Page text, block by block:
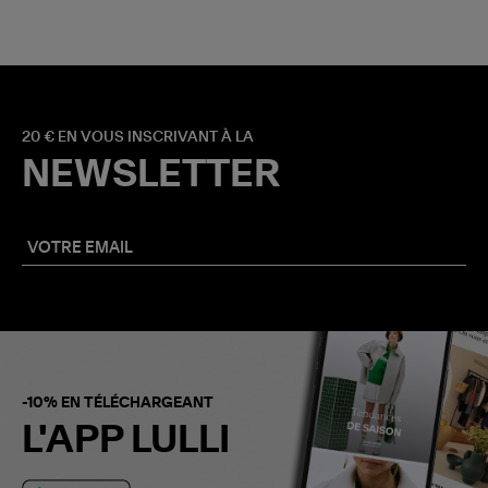
20 € EN VOUS INSCRIVANT À LA
NEWSLETTER
-10% EN TÉLÉCHARGEANT
L'APP LULLI